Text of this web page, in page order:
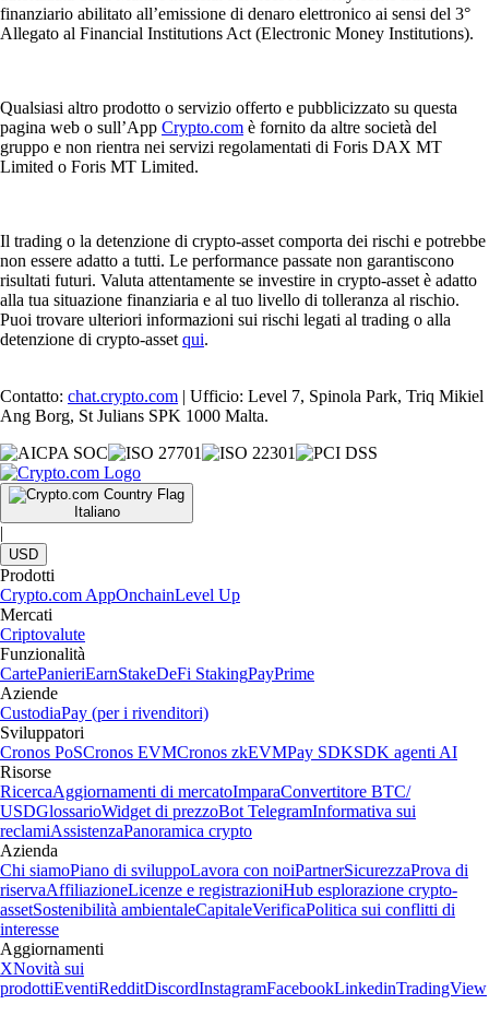
finanziario abilitato all’emissione di denaro elettronico ai sensi del 3°
Allegato al Financial Institutions Act (Electronic Money Institutions).
Qualsiasi altro prodotto o servizio offerto e pubblicizzato su questa
pagina web o sull’App Crypto.com è fornito da altre società del
gruppo e non rientra nei servizi regolamentati di Foris DAX MT
Limited o Foris MT Limited.
Il trading o la detenzione di crypto-asset comporta dei rischi e potrebbe
non essere adatto a tutti. Le performance passate non garantiscono
risultati futuri. Valuta attentamente se investire in crypto-asset è adatto
alla tua situazione finanziaria e al tuo livello di tolleranza al rischio.
Puoi trovare ulteriori informazioni sui rischi legati al trading o alla
detenzione di crypto-asset qui.
Contatto: chat.crypto.com | Ufficio: Level 7, Spinola Park, Triq Mikiel
Ang Borg, St Julians SPK 1000 Malta.
Italiano
|
USD
Prodotti
Crypto.com AppOnchainLevel Up
Mercati
Criptovalute
Funzionalità
CartePanieriEarnStakeDeFi StakingPayPrime
Aziende
CustodiaPay (per i rivenditori)
Sviluppatori
Cronos PoSCronos EVMCronos zkEVMPay SDKSDK agenti AI
Risorse
RicercaAggiornamenti di mercatoImparaConvertitore BTC/
USDGlossarioWidget di prezzoBot TelegramInformativa sui
reclamiAssistenzaPanoramica crypto
Azienda
Chi siamoPiano di sviluppoLavora con noiPartnerSicurezzaProva di
riservaAffiliazioneLicenze e registrazioniHub esplorazione crypto-
assetSostenibilità ambientaleCapitaleVerificaPolitica sui conflitti di
interesse
Aggiornamenti
XNovità sui
prodottiEventiRedditDiscordInstagramFacebookLinkedinTradingView